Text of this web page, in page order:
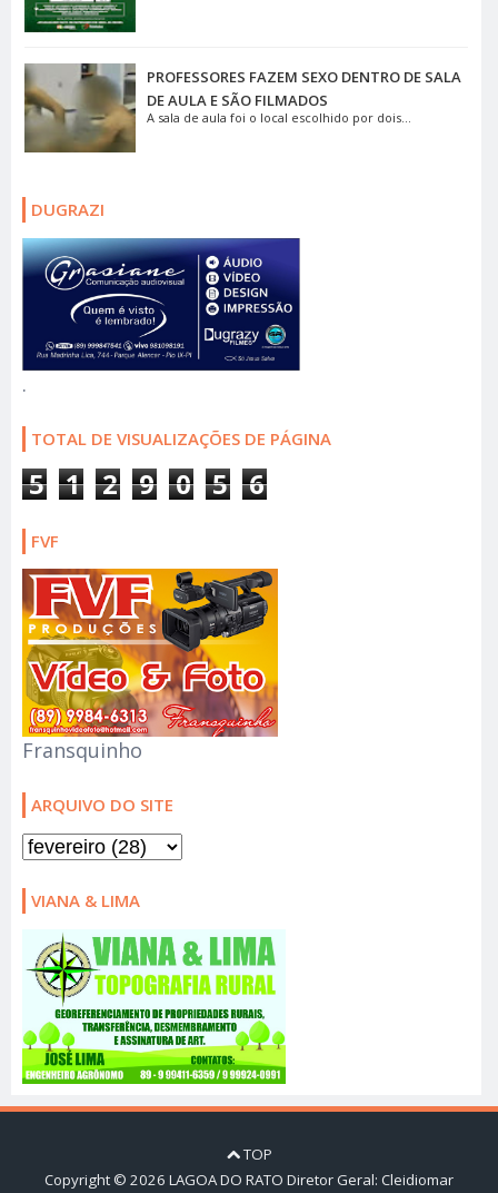
PROFESSORES FAZEM SEXO DENTRO DE SALA
DE AULA E SÃO FILMADOS
A sala de aula foi o local escolhido por dois...
DUGRAZI
.
TOTAL DE VISUALIZAÇÕES DE PÁGINA
5 1 2 9 0 5 6
FVF
Fransquinho
ARQUIVO DO SITE
VIANA & LIMA
TOP
Copyright © 2026 LAGOA DO RATO Diretor Geral: Cleidiomar